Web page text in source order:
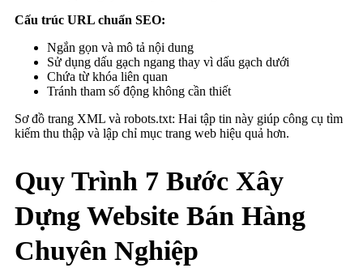
Cấu trúc URL chuẩn SEO:
Ngắn gọn và mô tả nội dung
Sử dụng dấu gạch ngang thay vì dấu gạch dưới
Chứa từ khóa liên quan
Tránh tham số động không cần thiết
Sơ đồ trang XML và robots.txt: Hai tập tin này giúp công cụ tìm
kiếm thu thập và lập chỉ mục trang web hiệu quả hơn.
Quy Trình 7 Bước Xây
Dựng Website Bán Hàng
Chuyên Nghiệp